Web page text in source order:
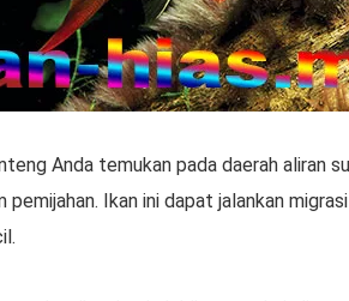
Anda temukan pada daerah aliran
pemijahan. Ikan ini dapat jalankan